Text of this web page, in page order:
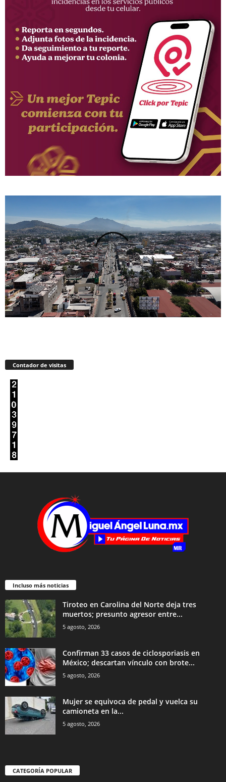
Contador de visitas
Incluso más noticias
Tiroteo en Carolina del Norte deja tres
muertos; presunto agresor entre...
5 agosto, 2026
Confirman 33 casos de ciclosporiasis en
México; descartan vínculo con brote...
5 agosto, 2026
Mujer se equivoca de pedal y vuelca su
camioneta en la...
5 agosto, 2026
CATEGORÍA POPULAR